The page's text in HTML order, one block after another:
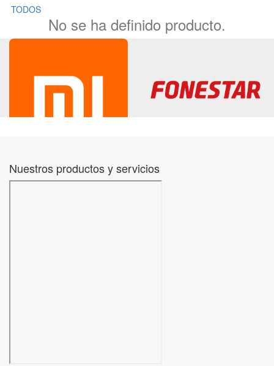
TODOS
No se ha definido producto.
Nuestros productos y servicios